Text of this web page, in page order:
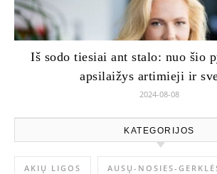
Iš sodo tiesiai ant stalo: nuo šio
apsilaižys artimieji ir
2024-08-08
KATEGORIJOS
AKIŲ LIGOS AUSŲ-NOSIES-